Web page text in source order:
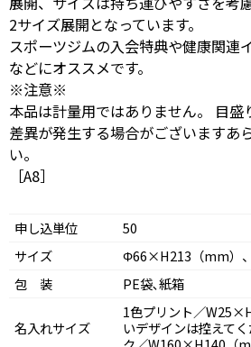
2サイズ展開となっています。
スポーツジムの入会特典や健康関連
などにオススメです。
※注意※
本品は計量用ではありません。 目盛
差異が発生する場合がございますあ
い。
［A8］
申し込単位
50
サイズ
Φ66×H213（mm）
包 装
PE袋､紙箱
名入れサイズ
1色プリント／
いデザインは控えて